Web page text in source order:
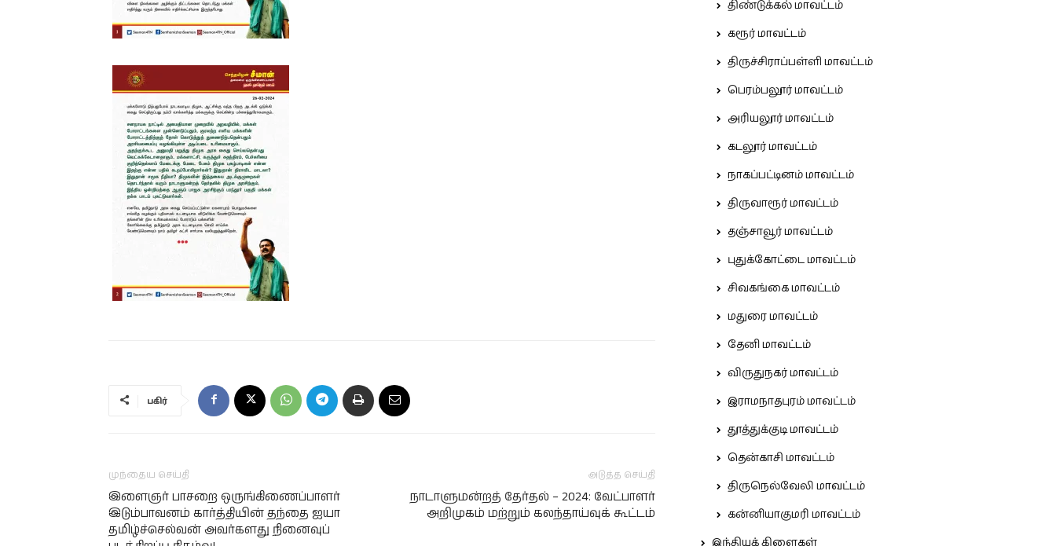
பகிர்
முந்தைய செய்தி
இளைஞர் பாசறை ஒருங்கிணைப்பாளர்
இடும்பாவனம் கார்த்தியின் தந்தை ஐயா
தமிழ்ச்செல்வன் அவர்களது நினைவுப்
அடுத்த செய்தி
நாடாளுமன்றத் தேர்தல் – 2024: வேட்பாளர்
அறிமுகம் மற்றும் கலந்தாய்வுக் கூட்டம்
திண்டுக்கல் மாவட்டம்
கரூர் மாவட்டம்
திருச்சிராப்பள்ளி மாவட்டம்
பெரம்பலூர் மாவட்டம்
அரியலூர் மாவட்டம்
கடலூர் மாவட்டம்
நாகப்பட்டினம் மாவட்டம்
திருவாரூர் மாவட்டம்
தஞ்சாவூர் மாவட்டம்
புதுக்கோட்டை மாவட்டம்
சிவகங்கை மாவட்டம்
மதுரை மாவட்டம்
தேனி மாவட்டம்
விருதுநகர் மாவட்டம்
இராமநாதபுரம் மாவட்டம்
தூத்துக்குடி மாவட்டம்
தென்காசி மாவட்டம்
திருநெல்வேலி மாவட்டம்
கன்னியாகுமரி மாவட்டம்